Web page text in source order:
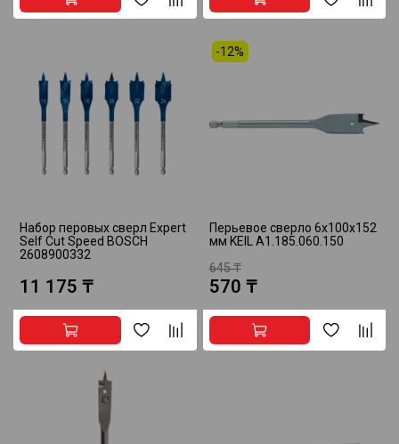
Набор перовых сверл Expert
Self Cut Speed BOSCH
2608900332
11 175 ₸
-12%
Перьевое сверло 6х100х152
мм KEIL A1.185.060.150
645 ₸
570 ₸